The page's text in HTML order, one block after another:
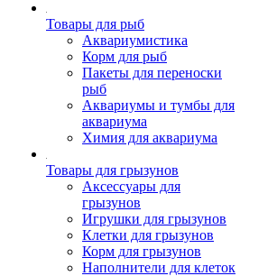
Товары для рыб
Аквариумистика
Корм для рыб
Пакеты для переноски
рыб
Аквариумы и тумбы для
аквариума
Химия для аквариума
Товары для грызунов
Аксессуары для
грызунов
Игрушки для грызунов
Клетки для грызунов
Корм для грызунов
Наполнители для клеток